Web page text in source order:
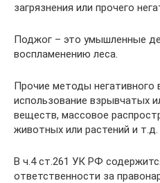
загрязнения или прочего
Поджог – это умышленные
воспламенению леса.
Прочие методы негативного
использование взрывчатых
веществ, массовое
животных или растений и т.д.
В ч.4 ст.261 УК РФ
ответственности за